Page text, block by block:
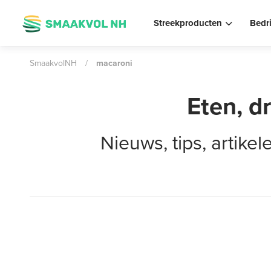
Streekproducten
SmaakvolNH / macaroni
Eten,
Nieuws, tips,